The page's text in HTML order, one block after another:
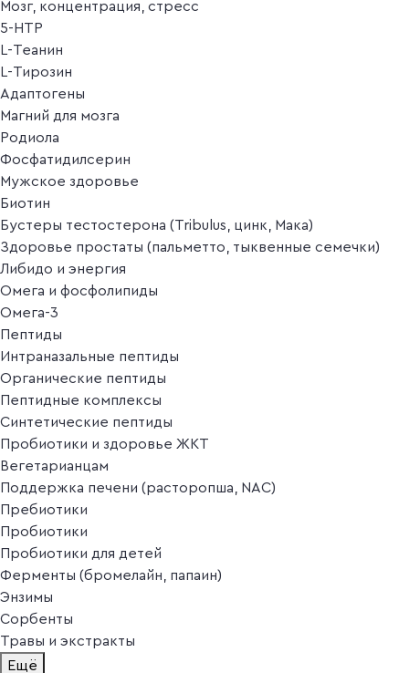
Мозг, концентрация, стресс
5-HTP
L-Теанин
L-Тирозин
Адаптогены
Магний для мозга
Родиола
Фосфатидилсерин
Мужское здоровье
Биотин
Бустеры тестостерона (Tribulus, цинк, Мака)
Здоровье простаты (пальметто, тыквенные семечки)
Либидо и энергия
Омега и фосфолипиды
Омега-3
Пептиды
Интраназальные пептиды
Органические пептиды
Пептидные комплексы
Синтетические пептиды
Пробиотики и здоровье ЖКТ
Вегетарианцам
Поддержка печени (расторопша, NAC)
Пребиотики
Пробиотики
Пробиотики для детей
Ферменты (бромелайн, папаин)
Энзимы
Сорбенты
Травы и экстракты
Ещё